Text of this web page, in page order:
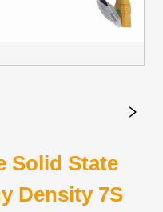
Solid State
Density 7S